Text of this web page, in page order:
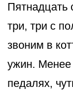
Пятнадцать
три, три с
звоним в
ужин. Менее
педалях,